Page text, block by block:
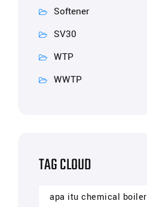
Softener
SV30
WTP
WWTP
TAG CLOUD
apa itu chemical boiler